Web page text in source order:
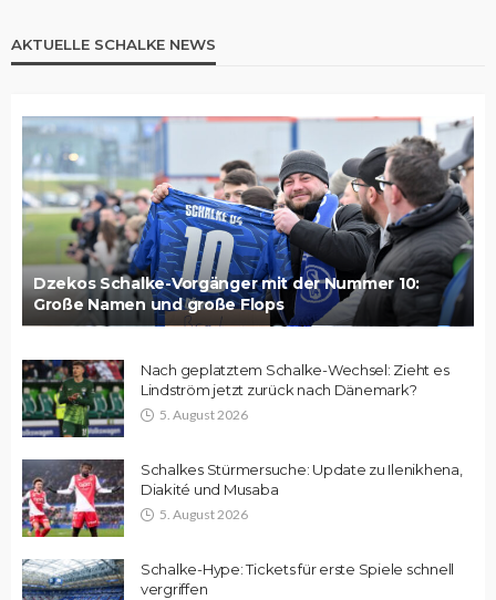
AKTUELLE SCHALKE NEWS
Dzekos Schalke-Vorgänger mit der Nummer 10:
Große Namen und große Flops
Nach geplatztem Schalke-Wechsel: Zieht es
Lindström jetzt zurück nach Dänemark?
5. August 2026
Schalkes Stürmersuche: Update zu Ilenikhena,
Diakité und Musaba
5. August 2026
Schalke-Hype: Tickets für erste Spiele schnell
vergriffen